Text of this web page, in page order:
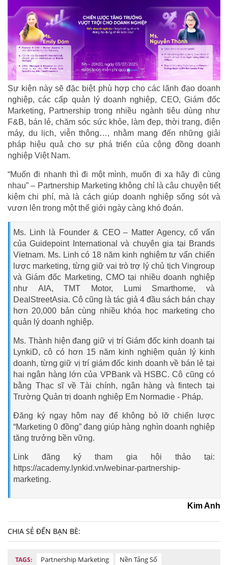
Sự kiện này sẽ đặc biệt phù hợp cho các lãnh đạo doanh
nghiệp, các cấp quản lý doanh nghiệp, CEO, Giám đốc
Marketing, Partnership trong nhiều ngành tiêu dùng như
F&B, bán lẻ, chăm sóc sức khỏe, làm đẹp, thời trang, điện
máy, du lịch, viễn thông…, nhằm mang đến những giải
pháp hiệu quả cho sự phá triển của cộng đồng doanh
nghiệp Việt Nam.
“Muốn đi nhanh thì đi một mình, muốn đi xa hãy đi cùng
nhau” – Partnership Marketing không chỉ là câu chuyện tiết
kiệm chi phí, mà là cách giúp doanh nghiệp sống sót và
vươn lên trong một thế giới ngày càng khó đoán.
Ms. Linh là Founder & CEO – Matter Agency, cố vấn
của Guidepoint International và chuyên gia tại Brands
Vietnam. Ms. Linh có 18 năm kinh nghiệm tư vấn chiến
lược marketing, từng giữ vai trò trợ lý chủ tịch Vingroup
và Giám đốc Marketing, CMO tại nhiều doanh nghiệp
như AIA, TMT Motor, Lumi Smarthome, và
DealStreetAsia. Cô cũng là tác giả 4 đầu sách bán chạy
hơn 20,000 bản cùng nhiều khóa học marketing cho
quản lý doanh nghiệp.
Ms. Thành hiện đang giữ vị trí Giám đốc kinh doanh tại
LynkiD, cô có hơn 15 năm kinh nghiệm quản lý kinh
doanh, từng giữ vị trí giám đốc kinh doanh về bán lẻ tại
hai ngân hàng lớn của VPBank và HSBC. Cô cũng có
bằng Thạc sĩ về Tài chính, ngân hàng và fintech tại
Trường Quản trị doanh nghiệp Em Normadie - Pháp.
Đăng ký ngay hôm nay để không bỏ lỡ chiến lược
“Marketing 0 đồng” đang giúp hàng nghìn doanh nghiệp
tăng trưởng bền vững.
Link đăng ký tham gia hội thảo tại:
https://academy.lynkid.vn/webinar-partnership-
marketing.
Kim Anh
CHIA SẺ ĐẾN BẠN BÈ:
TAGS: Partnership Marketing
Nền Tảng Số